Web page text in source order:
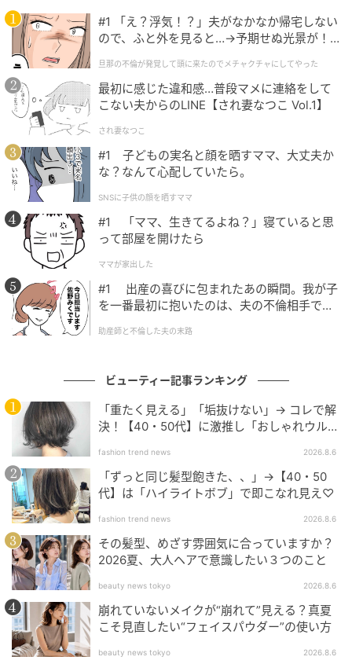
メリハリを生むくびれレイヤー
出典：Instagram
ボブベースに低めのレイヤーを合わせて、くびれをつ
けたスタイル。@kitadani_koujiroさんは「多毛で広が
ってヘアスタイルを楽しめていない方の参考になれ
ば」と紹介しています。毛先のふくらみを抑えなが
ら、キュッとメリハリのついた控えめなひし形を描い
ているのがポイント。ワンカールだけの簡単スタイリ
ングで、品よく決まりそうです。
#1 「え？浮気！？」夫がなかなか帰宅しない
ので、ふと外を見ると…→予期せぬ光景が！
クチャにしてやった
旦那の不倫が発覚して頭に来たのでメチャクチャにしてやった
最初に感じた違和感…普段マメに連絡をして
こない夫からのLINE【され妻なつこ Vol.1】
され妻なつこ
#1 子どもの実名と顔を晒すママ、大丈夫か
な？なんて心配していたら。
SNSに子供の顔を晒すママ
#1 「ママ、生きてるよね？」寝ていると思
って部屋を開けたら
ママが家出した
#1 出産の喜びに包まれたあの瞬間。我が子
を一番最初に抱いたのは、夫の不倫相手でし
助産師と不倫した夫の末路
ビューティー記事ランキング
「重たく見える」「垢抜けない」→ コレで解
決！【40・50代】に激推し「おしゃれウル
fashion trend news 2026.8.6
「ずっと同じ髪型飽きた、、」→【40・50
代】は「ハイライトボブ」で即こなれ見え♡
fashion trend news 2026.8.6
その髪型、めざす雰囲気に合っていますか？
2026夏、大人ヘアで意識したい３つのこと
beauty news tokyo 2026.8.6
崩れていないメイクが“崩れて”見える？真夏
こそ見直したい“フェイスパウダー”の使い方
beauty news tokyo 2026.8.6